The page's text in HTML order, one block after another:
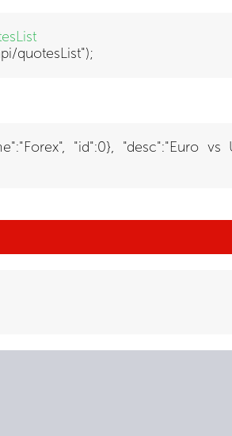
quotesList");
"id":0}, "desc":"Euro